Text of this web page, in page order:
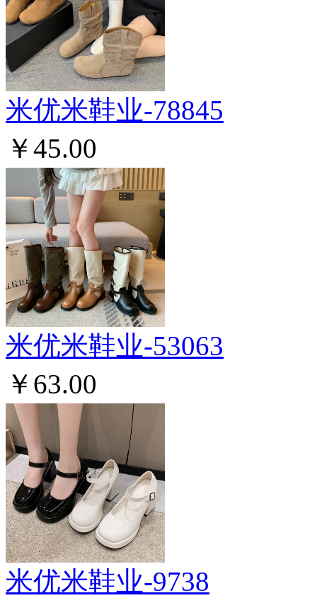
米优米鞋业-78845
￥45.00
米优米鞋业-53063
￥63.00
米优米鞋业-9738